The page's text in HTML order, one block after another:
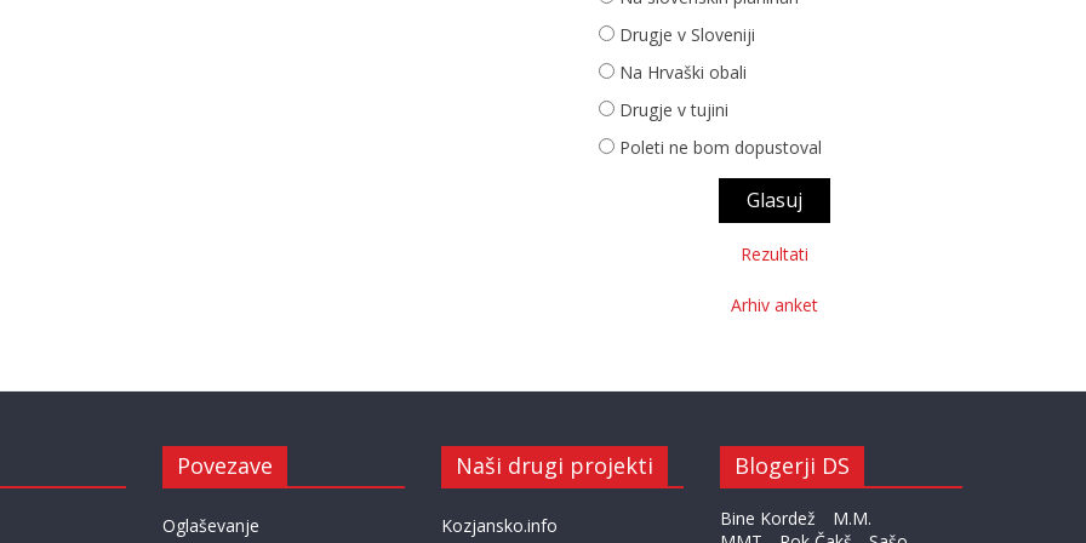
Drugje v Sloveniji
Na Hrvaški obali
Drugje v tujini
Poleti ne bom dopustoval
Rezultati
Arhiv anket
Povezave
Oglaševanje
Naši drugi projekti
Kozjansko.info
Blogerji DS
Bine Kordež
M.M.